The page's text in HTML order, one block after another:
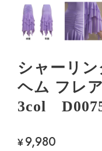
シャーリ
ヘム フレ
3col
¥9,980